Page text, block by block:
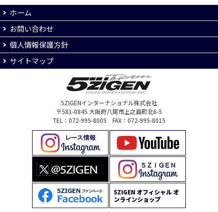
ホーム
お問い合わせ
個人情報保護方針
サイトマップ
5ZIGENインターナショナル株式会社
〒581-0845 大阪府八尾市上之島町北6-5
TEL：072-995-8005 FAX：072-995-8015
5ZIGEN オフィシャル オ
ンラインショップ